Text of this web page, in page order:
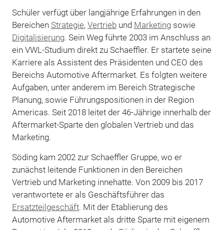
Schüler verfügt über langjährige Erfahrungen in den
Bereichen Strategie, Vertriebund Marketingsowie
Digitalisierung. Sein Weg führte 2003 im Anschluss an
ein VWL-Studium direkt zu Schaeffler. Er startete seine
Karriere als Assistent des Präsidenten und CEO des
Bereichs Automotive Aftermarket. Es folgten weitere
Aufgaben, unter anderem im Bereich Strategische
Planung, sowie Führungspositionen in der Region
Americas. Seit 2018 leitet der 46-Jährige innerhalb der
Aftermarket-Sparte den globalen Vertrieb und das
Marketing.
Söding kam 2002 zur Schaeffler Gruppe, wo er
zunächst leitende Funktionen in den Bereichen
Vertrieb und Marketing innehatte. Von 2009 bis 2017
verantwortete er als Geschäftsführer das
Ersatzteilgeschäft. Mit der Etablierung des
Automotive Aftermarket als dritte Sparte mit eigenem